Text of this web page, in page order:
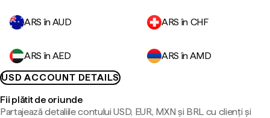
ARS în AUD ARS în CHF
ARS în AED
ARS în AMD
USD ACCOUNT DETAILS
Fii plătit de oriunde
Partajează detaliile contului USD, EUR, MXN și BRL cu clienți și